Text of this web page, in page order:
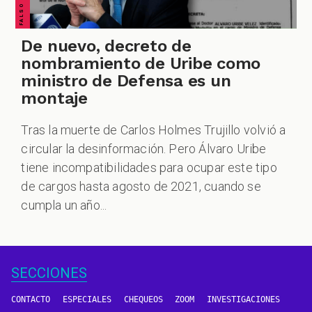
De nuevo, decreto de
nombramiento de Uribe como
ministro de Defensa es un
montaje
Tras la muerte de Carlos Holmes Trujillo volvió a
circular la desinformación. Pero Álvaro Uribe
tiene incompatibilidades para ocupar este tipo
de cargos hasta agosto de 2021, cuando se
cumpla un año...
SECCIONES
CONTACTO ESPECIALES CHEQUEOS ZOOM INVESTIGACIONES